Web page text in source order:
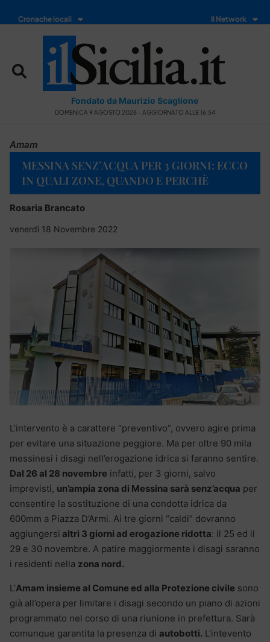
Cronache locali Il Network
Fondato da Maurizio Scaglione
DOMENICA 9 AGOSTO 2026 - AGGIORNATO ALLE 16:54
Amam
MESSINA SENZ’ACQUA PER 3 GIORNI: ECCO
IN QUALI ZONE, QUANDO E PERCHÈ
Rosaria Brancato
venerdì 18 Novembre 2022
L’intervento è a carattere “preventivo”, ovvero agire prima
per evitare una situazione peggiore. Ma per oltre 90 mila
messinesi i disagi nell’erogazione idrica si faranno sentire.
Dal 26 al 28 novembre infatti, per 3 giorni, salvo
imprevisti, un’ampia zona di Messina sarà senz’acqua per
consentire la sostituzione di una condotta idrica da
600mm a Piazza D’Armi. Ai tre giorni “caldi” dovranno
aggiungersi altri 3 giorni ad erogazione ridotta: il 25 ed il
29 e 30 novembre. A patire maggiormente i disagi saranno
i residenti nella zona nord.
L’Amam insieme al Comune ed alla Protezione civile sono
già all’opera per limitare i disagi secondo un piano di azioni
programmato nel corso di una riunione in prefettura. Sarà
comunque garantita la presenza di autobotti. L’intevento